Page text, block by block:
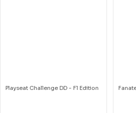
Playseat Challenge DD - F1 Edition